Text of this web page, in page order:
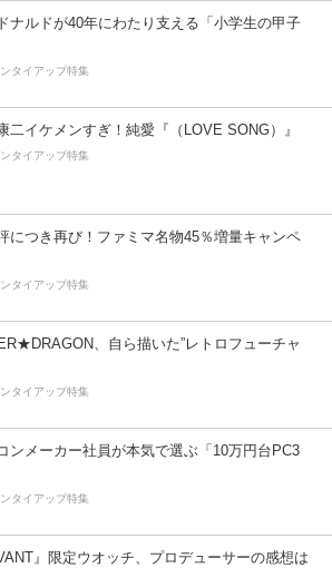
ナルドが40年にわたり支える「小学生の甲子
タイアップ特集
二イケメンすぎ！純愛『（LOVE SONG）』
タイアップ特集
につき再び！ファミマ名物45％増量キャンペ
タイアップ特集
、自ら描いた”レトロフューチャ
タイアップ特集
ンメーカー社員が本気で選ぶ「10万円台PC3
タイアップ特集
』限定ウオッチ、プロデューサーの感想は